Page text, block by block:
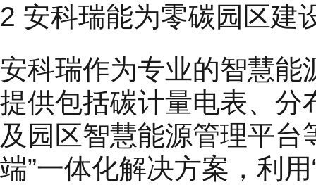
2 安科瑞能为零碳园区建
安科瑞作为专业的智慧能
提供包括碳计量电表、分
及园区智慧能源管理平台
端”一体化解决方案，利